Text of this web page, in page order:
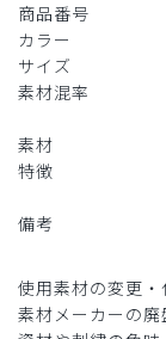
商品番号
カラー
サイズ
素材混率
素材
特徴
備考
使用素材の変更
素材メーカーの廃